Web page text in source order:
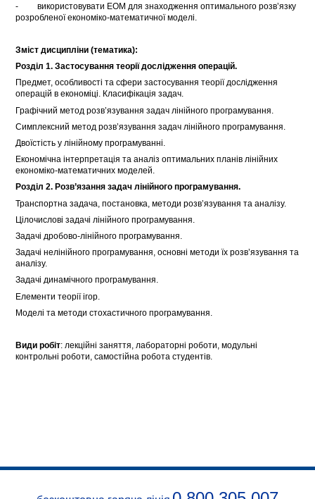
- використовувати ЕОМ для знаходження оптимального розв’язку
розробленої економіко-математичної моделі.
Зміст дисципліни (тематика):
Розділ 1. Застосування теорії дослідження операцій.
Предмет, особливості та сфери застосування теорії дослідження
операцій в економіці. Класифікація задач.
Графічний метод розв’язування задач лінійного програмування.
Симплексний метод розв’язування задач лінійного програмування.
Двоїстість у лінійному програмуванні.
Економічна інтерпретація та аналіз оптимальних планів лінійних
економіко-математичних моделей.
Розділ 2. Розв’язання задач лінійного програмування.
Транспортна задача, постановка, методи розв’язування та аналізу.
Цілочислові задачі лінійного програмування.
Задачі дробово-лінійного програмування.
Задачі нелінійного програмування, основні методи їх розв’язування та
аналізу.
Задачі динамічного програмування.
Елементи теорії ігор.
Моделі та методи стохастичного програмування.
Види робіт: лекційні заняття, лабораторні роботи, модульні
контрольні роботи, самостійна робота студентів.